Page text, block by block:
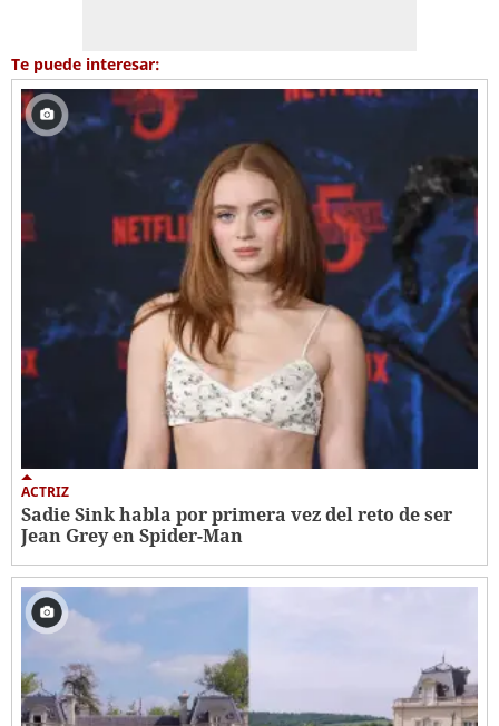
Te puede interesar:
ACTRIZ
Sadie Sink habla por primera vez del reto de ser
Jean Grey en Spider-Man